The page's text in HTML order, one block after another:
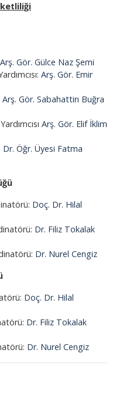
Arş. Gör. Gülce Naz Şemi
Arş. Gör. Emir
Arş. Gör. Sabahattin Buğra
Arş. Gör. Elif İklim
Dr. Öğr. Üyesi Fatma
Doç. Dr. Hilal
Dr. Filiz Tokalak
Dr. Nurel Cengiz
Doç. Dr. Hilal
Dr. Filiz Tokalak
Dr. Nurel Cengiz